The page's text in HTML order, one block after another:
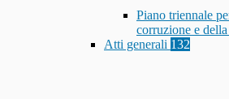
Piano triennale
corruzione e
Atti generali 132